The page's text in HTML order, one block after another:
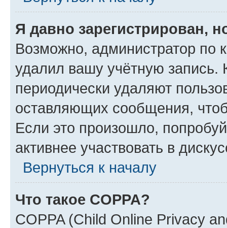
Я давно зарегистрирован,
Возможно, администратор по
удалил вашу учётную запись.
периодически удаляют
оставляющих сообщения,
Если это произошло,
активнее участвовать в
Вернуться к началу
Что такое COPPA?
COPPA (Child Online Privacy